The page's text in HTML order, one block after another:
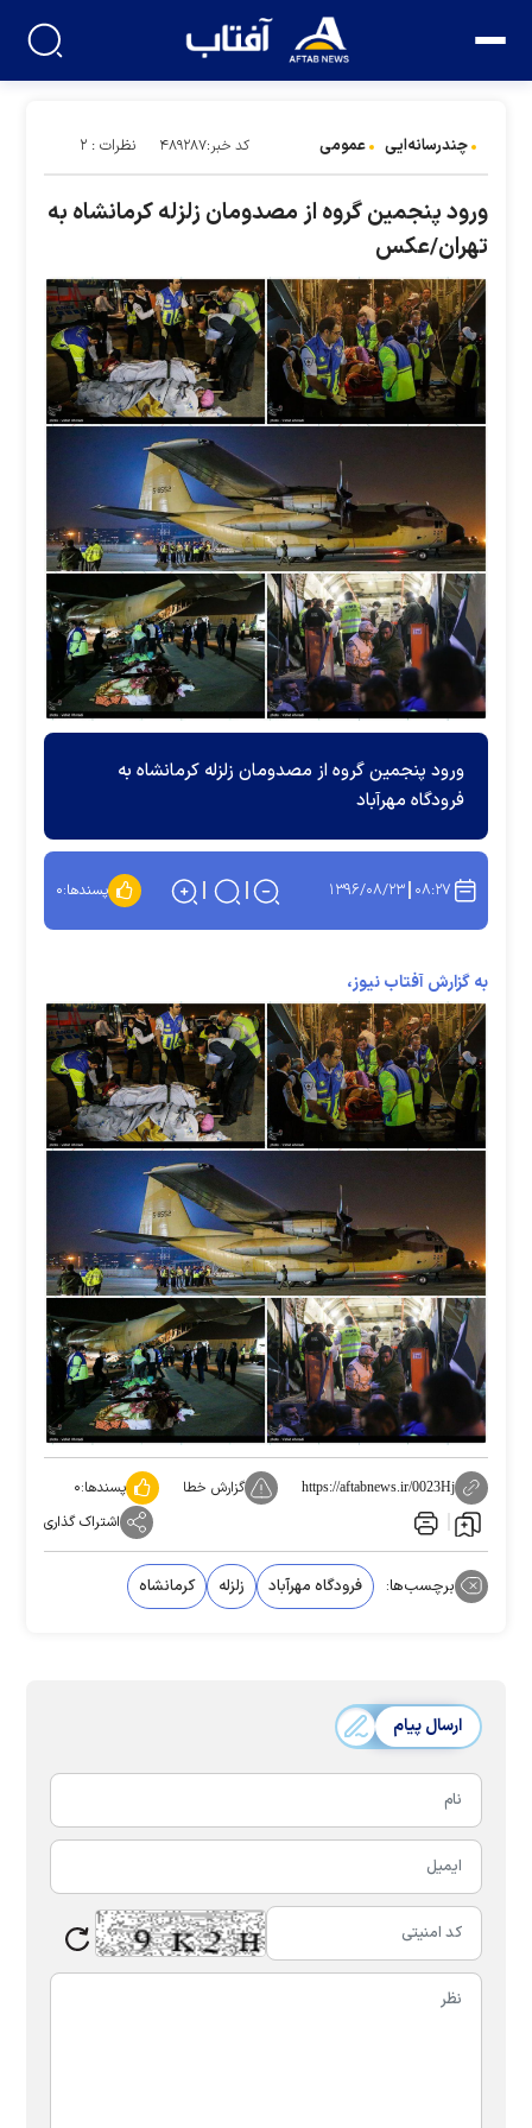
چندرسانه‌ایی عمومی کد خبر:۴۸۹۲۸۷ نظرات : ۲
ورود پنجمین گروه از مصدومان زلزله کرمانشاه به
تهران/عکس
ورود پنجمین گروه از مصدومان زلزله کرمانشاه به
فرودگاه مهرآباد
۰۸:۲۷ ۱۳۹۶/۰۸/۲۳ پسندها:۰
به گزارش آفتاب نیوز،
https://aftabnews.ir/0023Hj گزارش خطا پسندها:۰
اشتراک گذاری
برچسب‌ها: فرودگاه مهرآباد زلزله کرمانشاه
ارسال پیام